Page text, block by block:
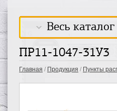
Весь каталог
ПР11-1047-31У3
Главная / Продукция / Пункты